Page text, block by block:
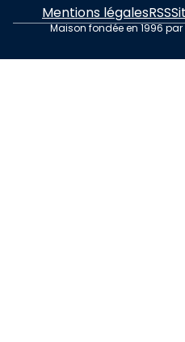
Mentions légalesRSS
Maison fondée en 1996